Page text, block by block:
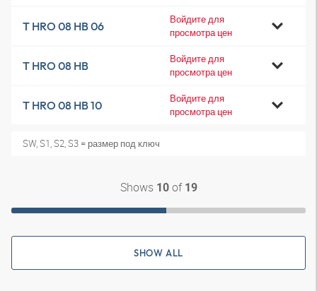
T HRO 08 HB 06
Войдите для
просмотра цен
T HRO 08 HB
Войдите для
просмотра цен
T HRO 08 HB 10
Войдите для
просмотра цен
SW, S1, S2, S3 = размер под ключ
Shows 10of 19
SHOW ALL